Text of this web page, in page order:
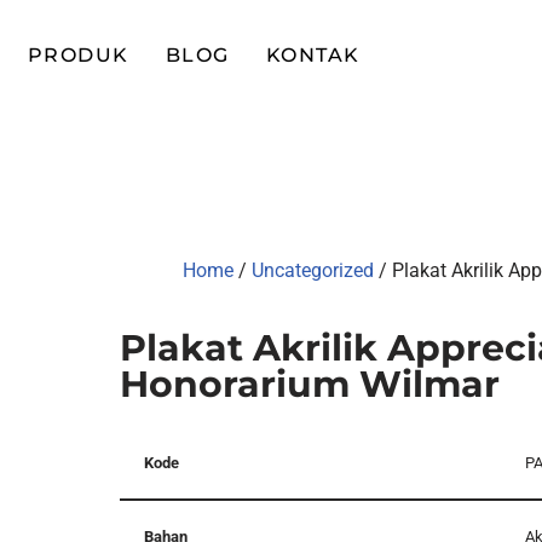
PRODUK BLOG KONTAK
Home/ Uncategorized / Plakat Akrilik
Plakat Akrilik
Honorarium Wilmar
Kode
Bahan